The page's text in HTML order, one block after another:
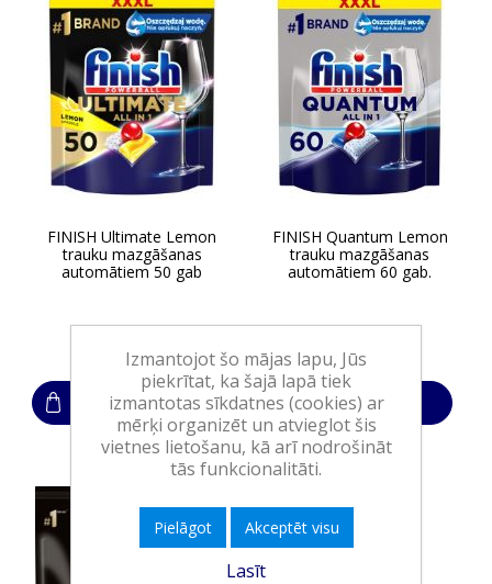
FINISH Ultimate Lemon
trauku mazgāšanas
automātiem 50 gab
Ielikt grozā
FINISH Quantum Lemon
trauku mazgāšanas
automātiem 60 gab.
Ielikt grozā
Izmantojot šo mājas lapu, Jūs
piekrītat, ka šajā lapā tiek
izmantotas sīkdatnes (cookies) ar
mērķi organizēt un atvieglot šis
vietnes lietošanu, kā arī nodrošināt
tās funkcionalitāti.
Pielāgot Akceptēt visu
Lasīt